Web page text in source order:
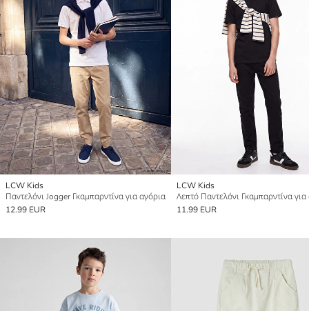
LCW Kids
Παντελόνι Jogger Γκαμπαρντίνα για αγόρια
12.99 EUR
LCW Kids
Λεπτό Παντελόνι Γκαμπαρντίνα για
11.99 EUR